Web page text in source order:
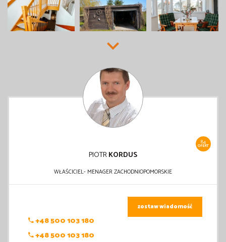
84
OFERT
PIOTRKORDUS
WŁAŚCICIEL- MENAGER ZACHODNIOPOMORSKIE
+48 500 103 180
+48 500 103 180
zostaw wiadomość